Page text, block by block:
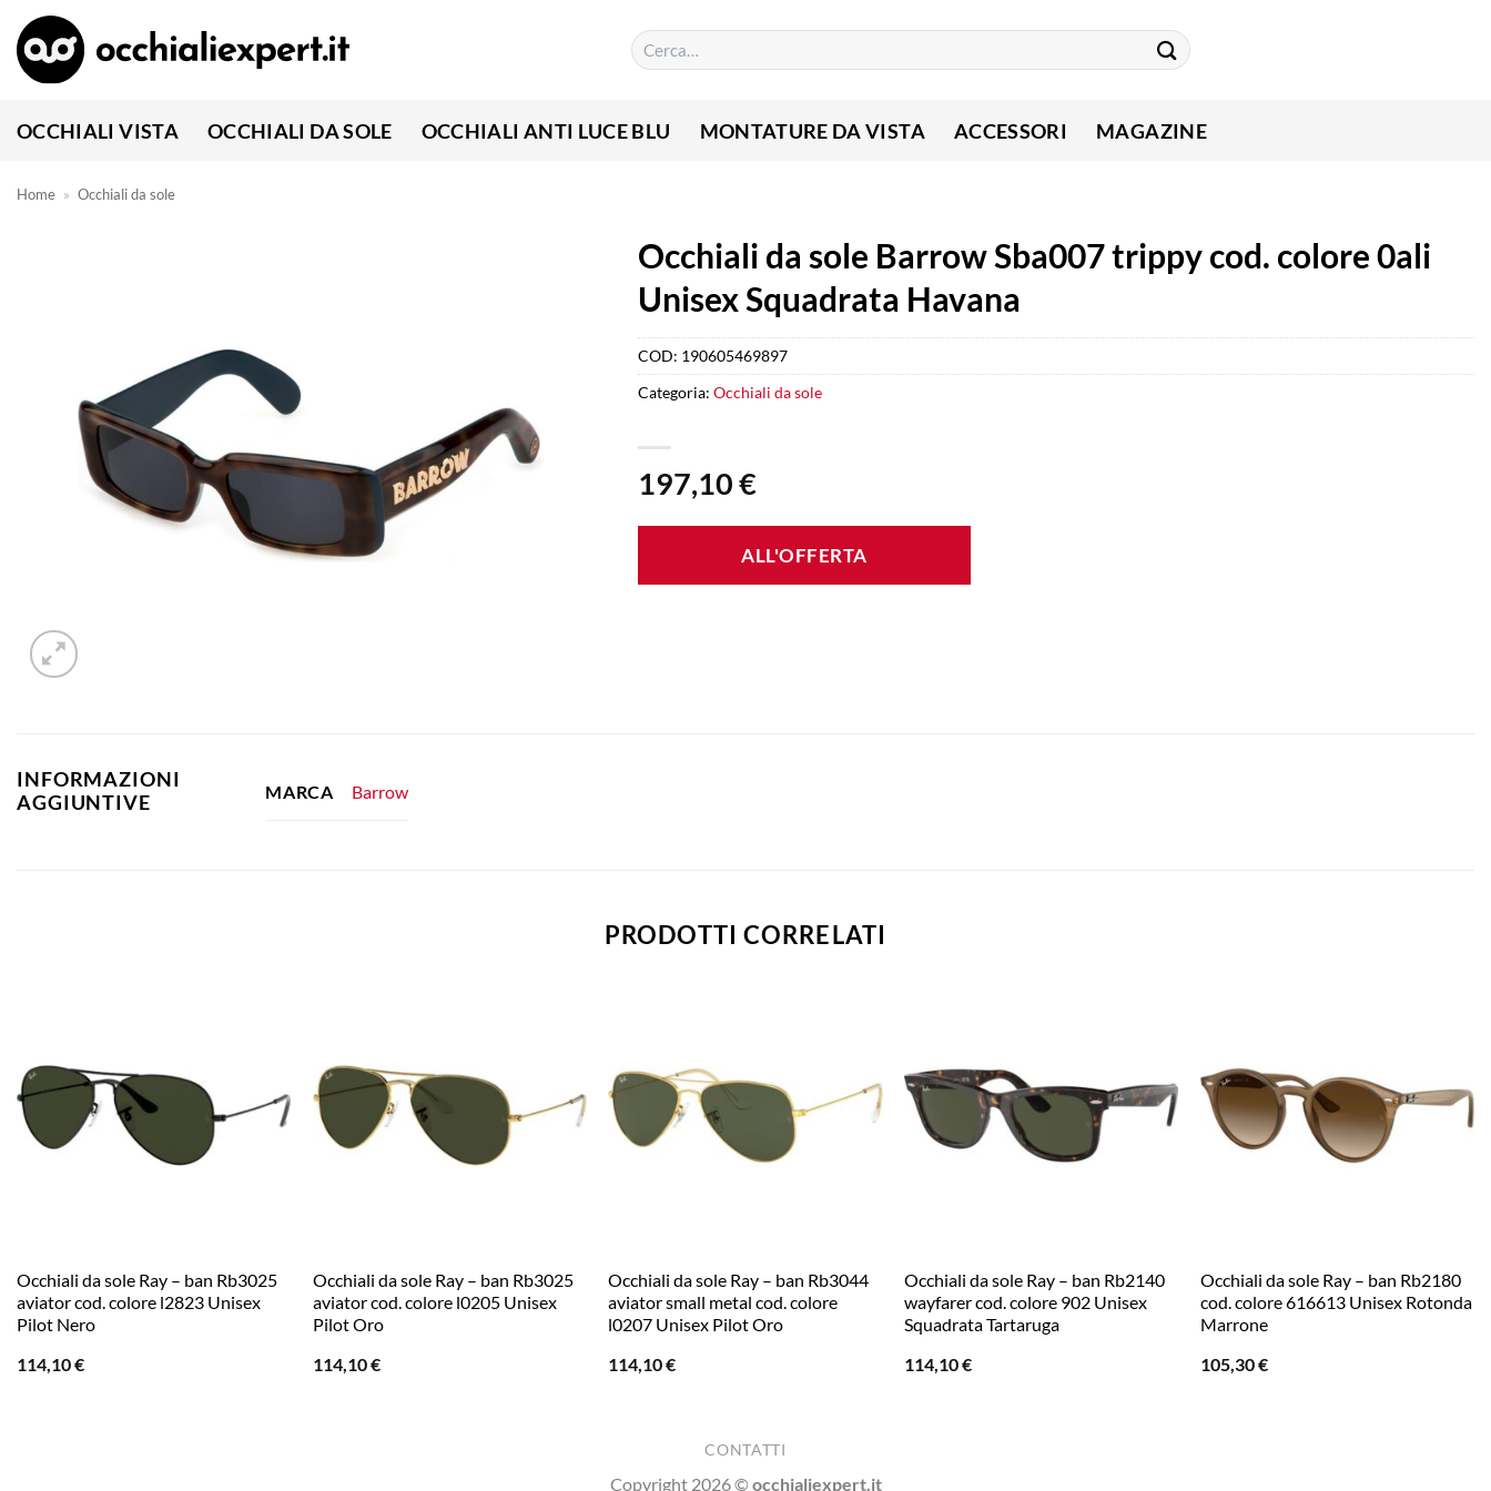
Salta
contenuti
Cerca:
OCCHIALI VISTA OCCHIALI DA SOLE OCCHIALI ANTI LUCE BLU MONTATURE DA VISTA ACCESSORI MAGAZINE
Home » Occhiali da sole
Occhiali da sole Barrow Sba007 trippy cod. colore 0ali
Unisex Squadrata Havana
197,10€
ALL'OFFERTA
COD: 190605469897
Categoria: Occhiali da sole
INFORMAZIONI
AGGIUNTIVE
MARCA Barrow
PRODOTTI CORRELATI
Occhiali da sole Ray – ban Rb3025
aviator cod. colore l2823 Unisex
Pilot Nero
114,10€
Occhiali da sole Ray – ban Rb3025
aviator cod. colore l0205 Unisex
Pilot Oro
114,10€
Occhiali da sole Ray – ban Rb3044
aviator small metal cod. colore
l0207 Unisex Pilot Oro
114,10€
Occhiali da sole Ray – ban Rb2140
wayfarer cod. colore 902 Unisex
Squadrata Tartaruga
114,10€
Occhiali da sole Ray – ban Rb2180
cod. colore 616613 Unisex Rotonda
Marrone
105,30€
CONTATTI
Copyright 2026 ©occhialiexpert.it